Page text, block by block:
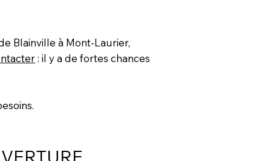
Blainville à Mont-Laurier,
: il y a de fortes chances